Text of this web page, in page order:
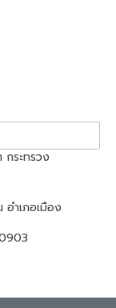
ระทรวง
ำเภอเมือง